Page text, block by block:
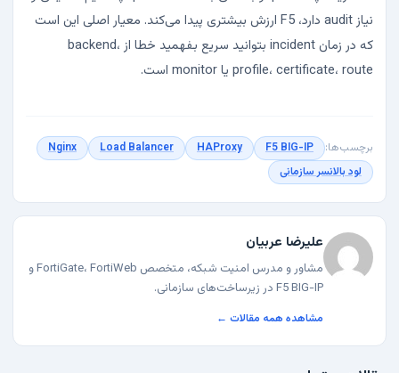
نیاز audit دارد، F5 ارزش بیشتری پیدا می‌کند. معیار اصلی این است
که در زمان incident بتوانید سریع بفهمید خطا از backend،
profile، certificate، route یا monitor است.
برچسب‌ها: F5 BIG-IP
HAProxy
Load Balancer
Nginx
لود بالانسر سازمانی
علیرضا عربیان
مشاور و مدرس امنیت شبکه، متخصص FortiGate، FortiWeb و
F5 BIG-IP در زیرساخت‌های سازمانی.
مشاهده همه مقالات ←